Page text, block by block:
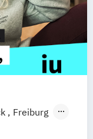
Freiburg